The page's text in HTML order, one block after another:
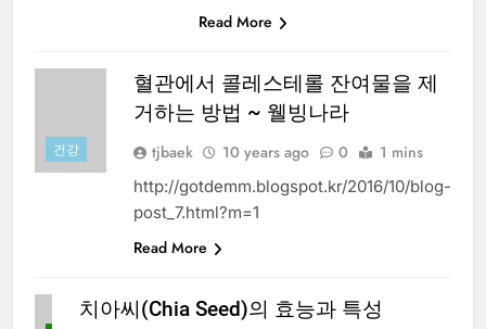
Read More
건강
혈관에서 콜레스테롤 잔여물을 제
거하는 방법 ~ 웰빙나라
tjbaek 10 years ago 0 1 mins
http://gotdemm.blogspot.kr/2016/10/blog-
post_7.html?m=1
Read More
치아씨(Chia Seed)의 효능과 특성